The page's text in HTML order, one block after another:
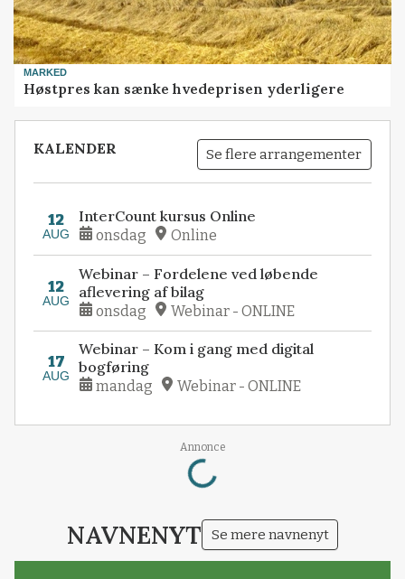
MARKED
Høstpres kan sænke hvedeprisen yderligere
KALENDER Se flere arrangementer
12
AUG
InterCount kursus Online
onsdag Online
12
AUG
Webinar – Fordelene ved løbende
aflevering af bilag
onsdag Webinar - ONLINE
17
AUG
Webinar – Kom i gang med digital
bogføring
mandag Webinar - ONLINE
Annonce
Loading...
NAVNENYT Se mere navnenyt